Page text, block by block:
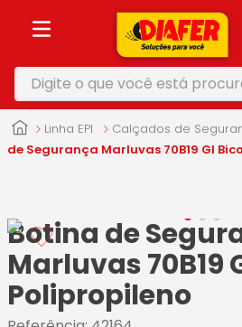
Digite o que você está
Linha EPI Calçados de
de Segurança Marluvas 70B19 GI
Botina de
Marluvas 70B19
Polipropileno
1º
4º
5º